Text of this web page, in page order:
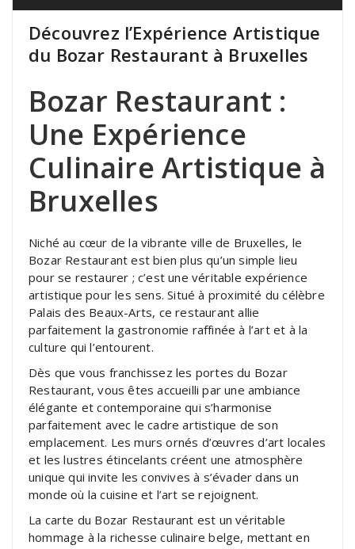
Découvrez l’Expérience Artistique
du Bozar Restaurant à Bruxelles
Bozar Restaurant :
Une Expérience
Culinaire Artistique à
Bruxelles
Niché au cœur de la vibrante ville de Bruxelles, le
Bozar Restaurant est bien plus qu’un simple lieu
pour se restaurer ; c’est une véritable expérience
artistique pour les sens. Situé à proximité du célèbre
Palais des Beaux-Arts, ce restaurant allie
parfaitement la gastronomie raffinée à l’art et à la
culture qui l’entourent.
Dès que vous franchissez les portes du Bozar
Restaurant, vous êtes accueilli par une ambiance
élégante et contemporaine qui s’harmonise
parfaitement avec le cadre artistique de son
emplacement. Les murs ornés d’œuvres d’art locales
et les lustres étincelants créent une atmosphère
unique qui invite les convives à s’évader dans un
monde où la cuisine et l’art se rejoignent.
La carte du Bozar Restaurant est un véritable
hommage à la richesse culinaire belge, mettant en